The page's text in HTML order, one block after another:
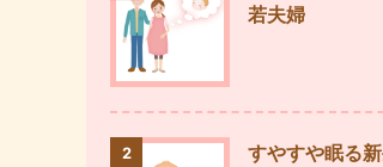
若夫婦
2
すやすや眠る